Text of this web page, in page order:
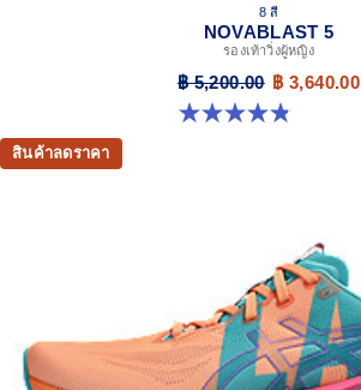
8 สี
NOVABLAST 5
รองเท้าวิ่งผู้หญิง
฿ 5,200.00 ฿ 3,640.00
4.8 จาก 5 ดาว 1175 รีวิว
สินค้าลดราคา